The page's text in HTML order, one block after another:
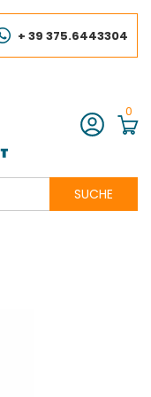
+ 39 375.6443304
0
SUCHE